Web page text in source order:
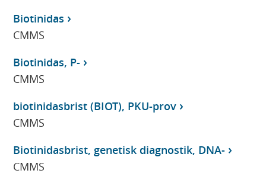
Biotinidas
CMMS
Biotinidas, P-
CMMS
biotinidasbrist (BIOT), PKU-prov
CMMS
Biotinidasbrist, genetisk diagnostik, DNA-
CMMS